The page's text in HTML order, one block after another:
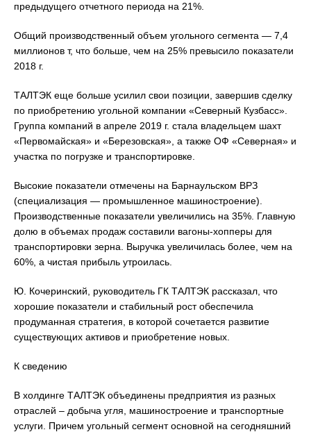
предыдущего отчетного периода на 21%.
Общий производственный объем угольного сегмента — 7,4
миллионов т, что больше, чем на 25% превысило показатели
2018 г.
ТАЛТЭК еще больше усилил свои позиции, завершив сделку
по приобретению угольной компании «Северный Кузбасс».
Группа компаний в апреле 2019 г. стала владельцем шахт
«Первомайская» и «Березовская», а также ОФ «Северная» и
участка по погрузке и транспортировке.
Высокие показатели отмечены на Барнаульском ВРЗ
(специализация — промышленное машиностроение).
Производственные показатели увеличились на 35%. Главную
долю в объемах продаж составили вагоны-хопперы для
транспортировки зерна. Выручка увеличилась более, чем на
60%, а чистая прибыль утроилась.
Ю. Кочеринский, руководитель ГК ТАЛТЭК рассказал, что
хорошие показатели и стабильный рост обеспечила
продуманная стратегия, в которой сочетается развитие
существующих активов и приобретение новых.
К сведению
В холдинге ТАЛТЭК объединены предприятия из разных
отраслей – добыча угля, машиностроение и транспортные
услуги. Причем угольный сегмент основной на сегодняшний